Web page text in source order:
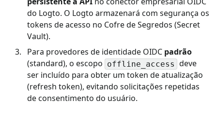
do Logto. O Logto armazenará com segurança os
tokens de acesso no Cofre de Segredos (Secret
Vault).
Para provedores de identidade OIDC padrão
(standard), o escopo offline_access deve
ser incluído para obter um token de atualização
(refresh token), evitando solicitações repetidas
de consentimento do usuário.